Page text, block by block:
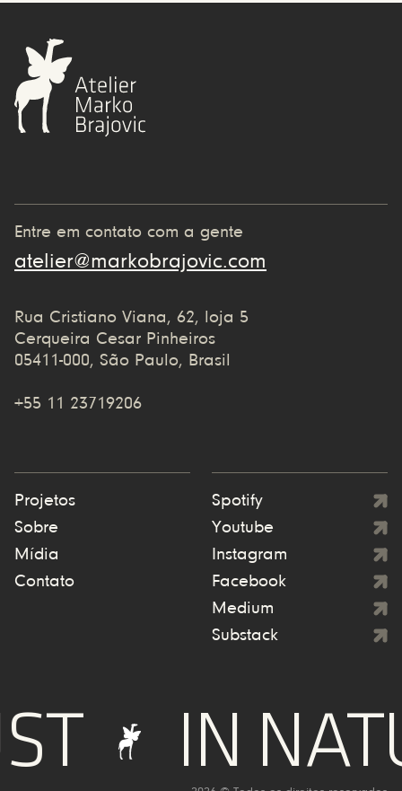
Entre em contato com a gente
atelier@markobrajovic.com
Rua Cristiano Viana, 62, loja 5
Cerqueira Cesar Pinheiros
05411-000, São Paulo, Brasil
+55 11 23719206
Projetos
Sobre
Mídia
Contato
Spotify
Youtube
Instagram
Facebook
Medium
Substack
IN